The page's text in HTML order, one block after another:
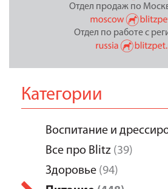
Отдел продаж по
Отдел по работе с
Категории
Воспитание и
Все про Blitz (39)
Здоровье (94)